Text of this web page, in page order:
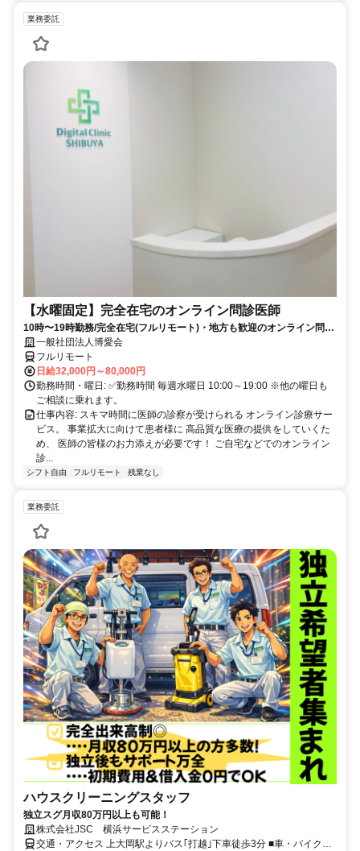
業務委託
【水曜固定】完全在宅のオンライン問診医師
10時〜19時勤務/完全在宅(フルリモート)・地方も歓迎のオンライン問診
業務一般社団法人博愛会
フルリモート
日給32,000円～80,000円
勤務時間・曜日: ✅勤務時間 毎週水曜日 10:00～19:00 ※他の曜日も
ご相談に乗れます。
仕事内容: スキマ時間に医師の診察が受けられる オンライン診療サー
ビス。 事業拡大に向けて患者様に 高品質な医療の提供をしていくた
め、 医師の皆様のお力添えが必要です！ ご自宅などでのオンライン
診...
シフト自由 フルリモート 残業なし
業務委託
ハウスクリーニングスタッフ
独立スグ月収80万円以上も可能！
株式会社JSC 横浜サービスステーション
交通・アクセス 上大岡駅よりバス｢打越｣下車徒歩3分 ■車・バイク通